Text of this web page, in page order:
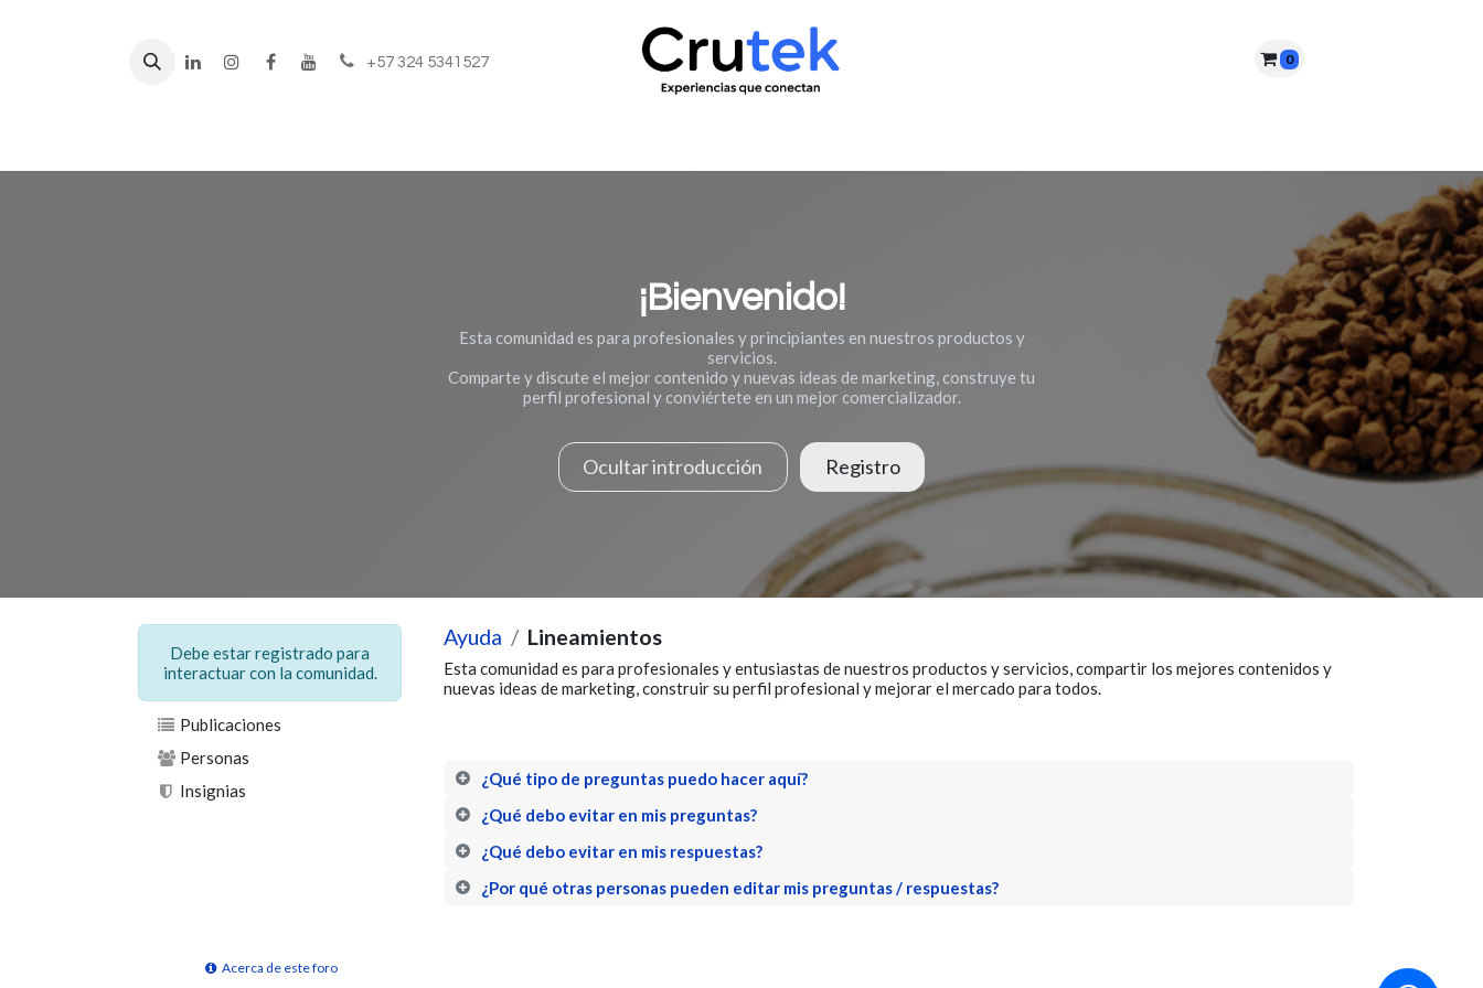
+57 324 5341527 0
¡Bienvenido!
Esta comunidad es para profesionales y principiantes en nuestros productos y
servicios.
Comparte y discute el mejor contenido y nuevas ideas de marketing, construye tu
perfil profesional y conviértete en un mejor comercializador.
Ocultar introducción Registro
Debe estar registrado para
interactuar con la comunidad.
Publicaciones
Personas
Insignias
Acerca de este foro
Ayuda Lineamientos
Esta comunidad es para profesionales y entusiastas de nuestros productos y servicios, compartir los mejores contenidos y
nuevas ideas de marketing, construir su perfil profesional y mejorar el mercado para todos.
¿Qué tipo de preguntas puedo hacer aquí?
¿Qué debo evitar en mis preguntas?
¿Qué debo evitar en mis respuestas?
¿Por qué otras personas pueden editar mis preguntas / respuestas?